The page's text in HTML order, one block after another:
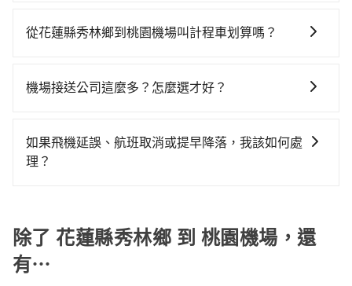
站，叫一輛計程車花費約4,700元、車程約199分鐘。抵
港站前往桃園高鐵站，每人票價200元，再用5分鐘出
的地。全程加上轉車時間共4小時36分鐘，假設5位同
行，高鐵加轉乘之平均每人花費為2,240元。不過花蓮縣
無車可攔。縱使幸運攔到一輛小黃了，花蓮縣少部分小
黃司機不按表收費，看乘客是外地人便漫天喊價或恣意
繞路。但如果全程使用tripool並到府專車接送，則每人
該沒有半間租車公司，如果不想額外花時間搭車前往鄰
從花蓮縣秀林鄉到桃園機場叫計程車划算嗎？
灣大車隊。依照里程跳錶計算，價格約為4,230~6,300元
法計程車約1,010輛，計程車密度為雙北的0.5%，也就是
說要臨時叫到小黃的難度是台北或新北的200倍之多。再
宜，但當你們人數超過四位時，叫兩輛計程車的費用就
貴了，改預約一輛tripool的九人座廂型車最高可省
$700。
機場接送公司這麼多？怎麼選才好？
明：選擇價格公開透明，無隱藏費用的公司。 2.服務範
圍：確認公司是否提供您所在地區的接送服務。 3.車型
如果飛機延誤、航班取消或提早降落，我該如何處
理？
車輛，讓乘客能落地後順利離開機場。但如事先沒有告
知而是司機抵達機場後才發現旅客入境時間有耽誤，
tripool依舊會改派司機，但就不能保證旅客一出關即有
除了 花蓮縣秀林鄉 到 桃園機場，還
有⋯